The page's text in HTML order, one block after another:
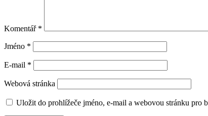
Komentář *
Jméno *
E-mail *
Webová stránka
Uložit do prohlížeče jméno, e-mail a webovou stránku pro